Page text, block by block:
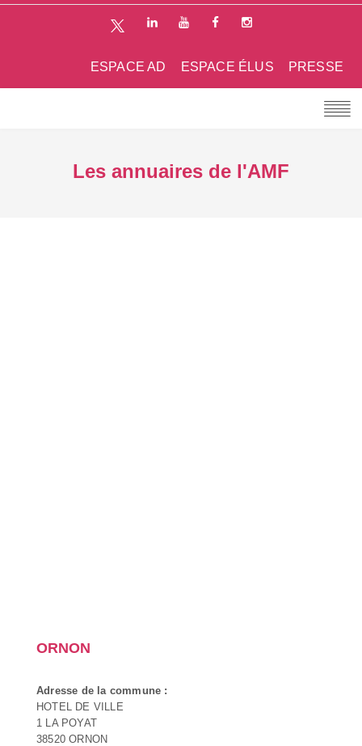
PRESSE
ESPACE ÉLUS
ESPACE AD
Les annuaires de l'AMF
ORNON
Adresse de la commune :
HOTEL DE VILLE
1 LA POYAT
38520 ORNON